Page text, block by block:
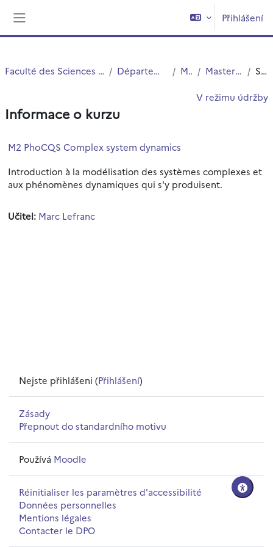
Přihlášení
Faculté des Sciences et Technologies (FST) Département Physique Master Master 2 PhoCQS Souhrn
V režimu údržby
Informace o kurzu
M2 PhoCQS Complex system dynamics
Introduction à la modélisation des systèmes complexes et
aux phénomènes dynamiques qui s'y produisent.
Učitel: Marc Lefranc
Nejste přihlášeni (Přihlášení)
Zásady
Přepnout do standardního motivu
Používá Moodle
Réinitialiser les paramètres d'accessibilité
Données personnelles
Mentions légales
Contacter le DPO